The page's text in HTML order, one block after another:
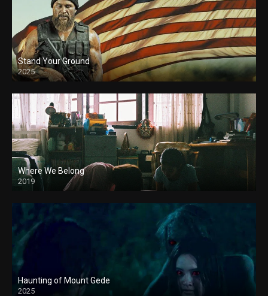
Stand Your Ground
2025
Where We Belong
2019
Haunting of Mount Gede
2025